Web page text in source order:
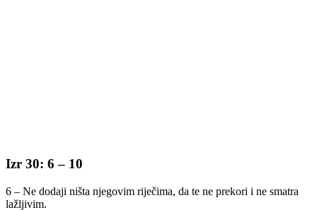
Izr 30: 6 – 10
6 – Ne dodaji ništa njegovim riječima, da te ne prekori i ne smatra
lažljivim.